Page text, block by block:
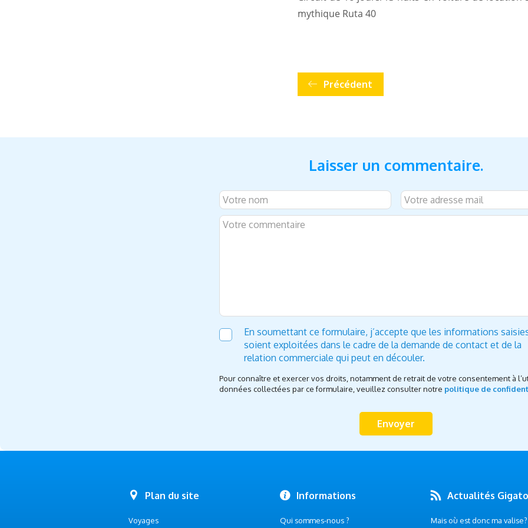
mythique Ruta 40
Précédent
Laisser un commentaire.
En soumettant ce formulaire, j’accepte que les informations
soient exploitées dans le cadre de la demande de contact et de la
relation commerciale qui peut en découler.
Pour connaître et exercer vos droits, notamment de retrait de votre consentement à
données collectées par ce formulaire, veuillez consulter notre politique de
Plan du site
Voyages
Informations
Qui sommes-nous ?
Actualités
Mais où est donc ma valise?